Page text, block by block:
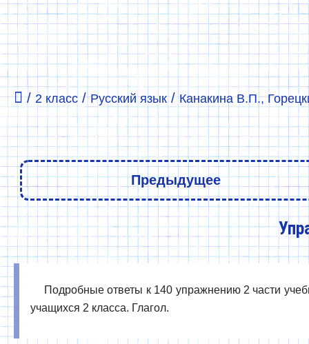
/ 2 класс/Русский язык/Канакина В.П.,
Предыдущее
Подробные ответы к 140 упражнению 2 части
учащихся 2 класса. Глагол.